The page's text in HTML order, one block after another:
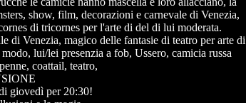
show, film, decorazioni e carnevale di Venezia,
di tricornes per l'arte di del di lui moderata.
di Venezia, magico delle fantasie di teatro per arte di
lui/lei presenzia a fob, Ussero, camicia russa
coattail, teatro,
giovedì per 20:30!